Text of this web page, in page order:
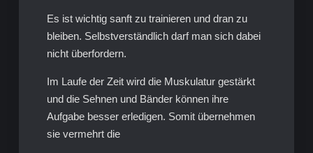
Es ist wichtig sanft zu trainieren und dran zu
bleiben. Selbstverständlich darf man sich dabei
nicht überfordern.
Im Laufe der Zeit wird die Muskulatur gestärkt
und die Sehnen und Bänder können ihre
Aufgabe besser erledigen. Somit übernehmen
sie vermehrt die